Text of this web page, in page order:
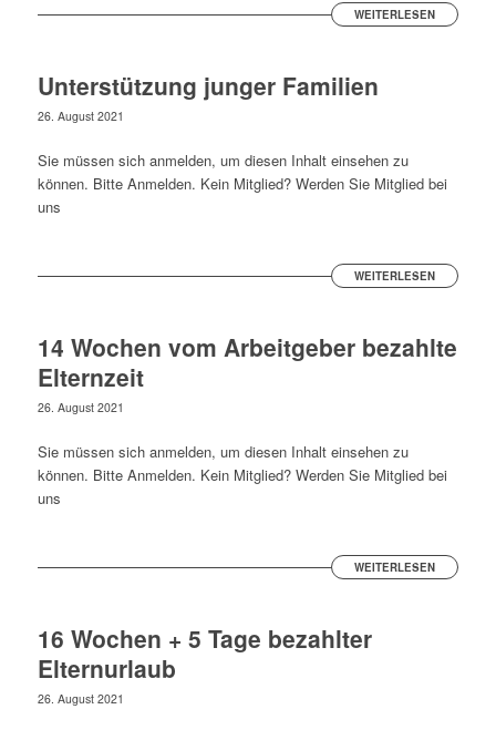
WEITERLESEN
Unterstützung junger Familien
26. August 2021
Sie müssen sich anmelden, um diesen Inhalt einsehen zu
können. Bitte Anmelden. Kein Mitglied? Werden Sie Mitglied bei
uns
WEITERLESEN
14 Wochen vom Arbeitgeber bezahlte
Elternzeit
26. August 2021
Sie müssen sich anmelden, um diesen Inhalt einsehen zu
können. Bitte Anmelden. Kein Mitglied? Werden Sie Mitglied bei
uns
WEITERLESEN
16 Wochen + 5 Tage bezahlter
Elternurlaub
26. August 2021